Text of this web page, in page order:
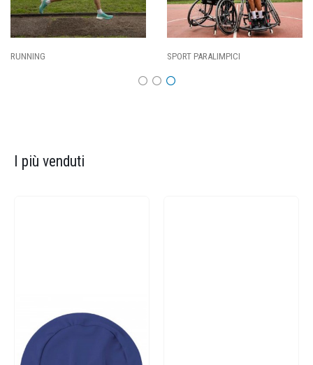
RUNNING SPORT PARALIMPICI
I più venduti